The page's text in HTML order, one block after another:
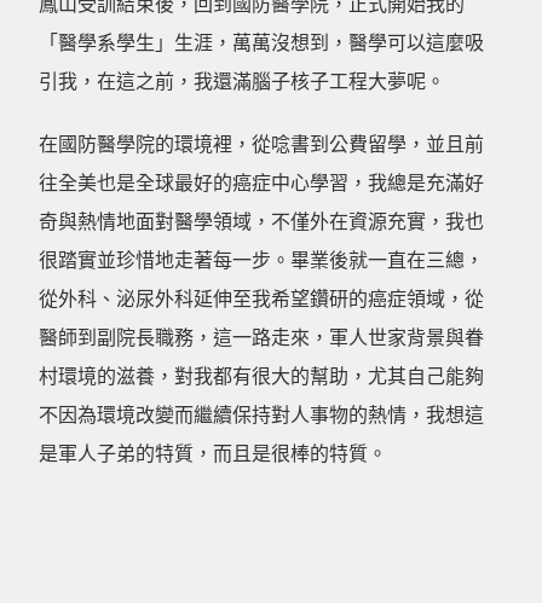
鳳山受訓結束後，回到國防醫學院，正式開始我的
「醫學系學生」生涯，萬萬沒想到，醫學可以這麼吸
引我，在這之前，我還滿腦子核子工程大夢呢。
在國防醫學院的環境裡，從唸書到公費留學，並且前
往全美也是全球最好的癌症中心學習，我總是充滿好
奇與熱情地面對醫學領域，不僅外在資源充實，我也
很踏實並珍惜地走著每一步。畢業後就一直在三總，
從外科、泌尿外科延伸至我希望鑽研的癌症領域，從
醫師到副院長職務，這一路走來，軍人世家背景與眷
村環境的滋養，對我都有很大的幫助，尤其自己能夠
不因為環境改變而繼續保持對人事物的熱情，我想這
是軍人子弟的特質，而且是很棒的特質。